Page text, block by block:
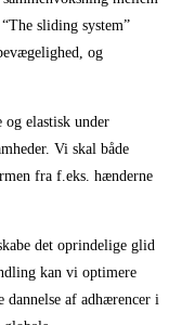
sliding system”
og
elastisk under
Vi skal både
fra f.eks. hænderne
det oprindelige glid
kan vi optimere
af adhærencer i